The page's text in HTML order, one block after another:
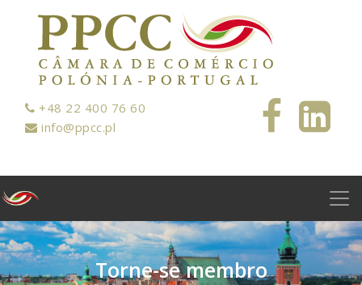
+48 22 400 76 60
info@ppcc.pl
Torne-se membro